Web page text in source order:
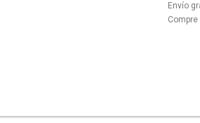
Envío